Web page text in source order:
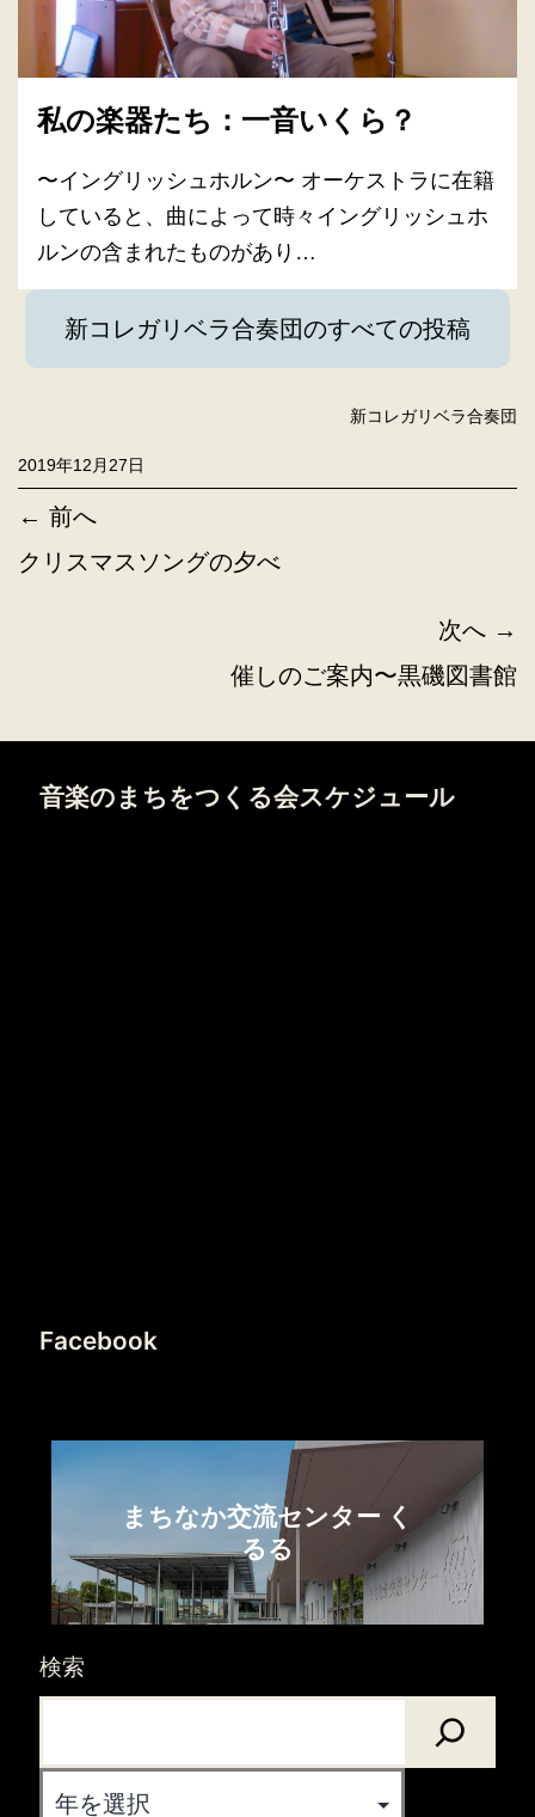
私の楽器たち：一音いくら？
〜イングリッシュホルン〜 オーケストラに在籍
していると、曲によって時々イングリッシュホ
ルンの含まれたものがあり…
新コレガリベラ合奏団のすべての投稿
新コレガリベラ合奏団
2019年12月27日
← 前へ
クリスマスソングの夕べ
次へ →
催しのご案内〜黒磯図書館
音楽のまちをつくる会スケジュール
Facebook
まちなか交流センター く
るる
検索